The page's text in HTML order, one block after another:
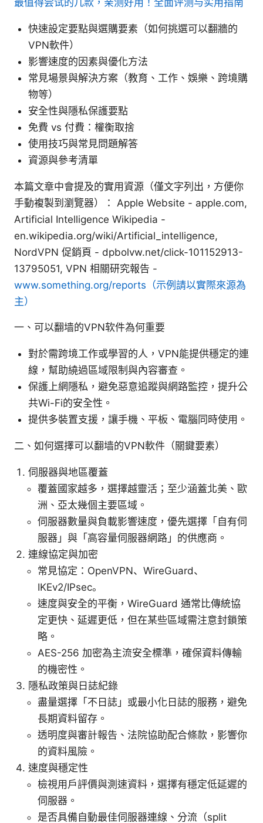
快速設定要點與選購要素（如何挑選可以翻牆的
VPN軟件）
影響速度的因素與優化方法
常見場景與解決方案（教育、工作、娛樂、跨境購
物等）
安全性與隱私保護要點
免費 vs 付費：權衡取捨
使用技巧與常見問題解答
資源與參考清單
本篇文章中會提及的實用資源（僅文字列出，方便你
手動複製到瀏覽器）： Apple Website - apple.com,
Artificial Intelligence Wikipedia -
en.wikipedia.org/wiki/Artificial_intelligence,
NordVPN 促銷頁 - dpbolvw.net/click-101152913-
13795051, VPN 相關研究報告 -
www.something.org/reports（示例請以實際來源為
主）
一、可以翻墙的VPN软件為何重要
對於需跨境工作或學習的人，VPN能提供穩定的連
線，幫助繞過區域限制與內容審查。
保護上網隱私，避免惡意追蹤與網路監控，提升公
共Wi-Fi的安全性。
提供多裝置支援，讓手機、平板、電腦同時使用。
二、如何選擇可以翻墙的VPN軟件（關鍵要素）
伺服器與地區覆蓋
覆蓋國家越多，選擇越靈活；至少涵蓋北美、歐
洲、亞太幾個主要區域。
伺服器數量與負載影響速度，優先選擇「自有伺
服器」與「高容量伺服器網路」的供應商。
連線協定與加密
常見協定：OpenVPN、WireGuard、
IKEv2/IPsec。
速度與安全的平衡，WireGuard 通常比傳統協
定更快、延遲更低，但在某些區域需注意封鎖策
略。
AES-256 加密為主流安全標準，確保資料傳輸
的機密性。
隱私政策與日誌紀錄
盡量選擇「不日誌」或最小化日誌的服務，避免
長期資料留存。
透明度與審計報告、法院協助配合條款，影響你
的資料風險。
速度與穩定性
檢視用戶評價與測速資料，選擇有穩定低延遲的
伺服器。
是否具備自動最佳伺服器連線、分流（split